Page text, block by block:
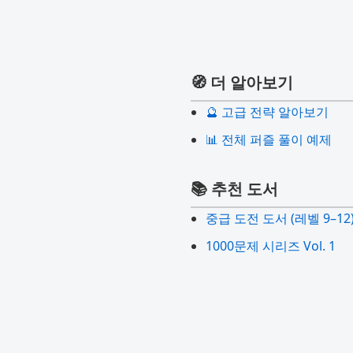
🧭 더 알아보기
🔮 고급 전략 알아보기
📊 전체 퍼즐 풀이 예제
📚 추천 도서
중급 도전 도서 (레벨
1000문제 시리즈 Vol. 1